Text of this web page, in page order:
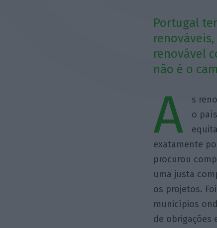
Portugal
renovável
não é o
A
s
o
exatamente
procurou
uma justa
os projetos.
municípios
de obrigações